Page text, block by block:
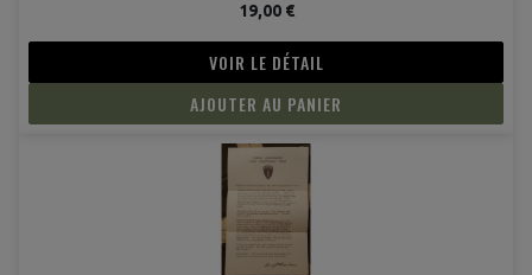
19,00 €
VOIR LE DÉTAIL
AJOUTER AU PANIER